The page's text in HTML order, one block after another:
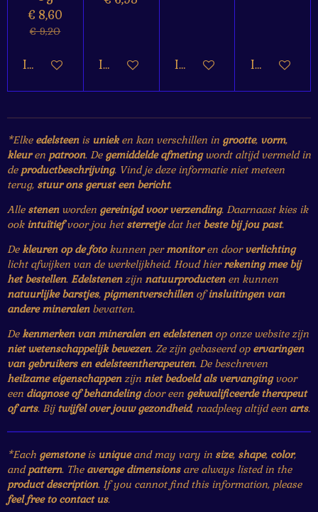
€ 8,60
€ 9,20
In winkelwagenIn winkelwagenIn winkelwagen
In
*Elke edelsteenis unieken kan verschillen in grootte, vorm,
kleuren patroon. De gemiddelde afmetingwordt altijd vermeld in
de productbeschrijving. Vind je deze informatie niet meteen
terug, stuur ons gerust een bericht.
Alle stenenworden gereinigd voor verzending. Daarnaast kies ik
ook intuïtiefvoor jou het sterretjedat het beste bij jou past.
Dekleuren op de fotokunnen permonitoren doorverlichting
licht afwijken van de werkelijkheid. Houd hierrekening mee bij
het bestellen. Edelstenenzijn natuurproductenen kunnen
natuurlijke barstjes, pigmentverschillenofinsluitingen van
andere mineralenbevatten.
Dekenmerken van mineralen en edelstenenop onze website zijn
niet wetenschappelijk bewezen. Ze zijn gebaseerd op ervaringen
van gebruikers en edelsteentherapeuten. De beschreven
heilzame eigenschappenzijn niet bedoeld als vervangingvoor
een diagnose of behandelingdoor een gekwalificeerde therapeut
of arts. Bijtwijfel over jouw gezondheid, raadpleeg altijd een arts.
*Each gemstoneis uniqueand may vary in size, shape, color,
andpattern. The average dimensionsare always listed in the
product description. If you cannot find this information, please
feel free to contact us.